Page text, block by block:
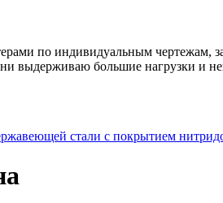
по индивидуальным чертежам,
выдерживаю большие нагрузки
стали с покрытием